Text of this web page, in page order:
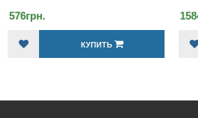
1584грн.
КУПИТЬ